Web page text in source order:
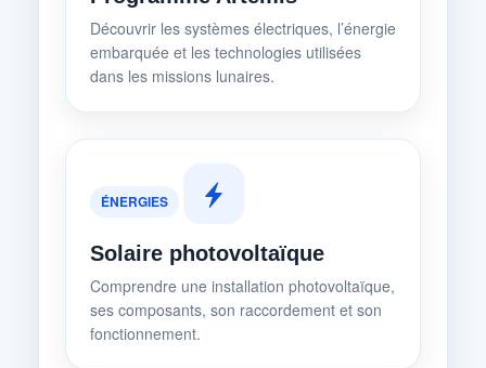
Découvrir les systèmes électriques, l’énergie
embarquée et les technologies utilisées
dans les missions lunaires.
ÉNERGIES
Solaire photovoltaïque
Comprendre une installation photovoltaïque,
ses composants, son raccordement et son
fonctionnement.